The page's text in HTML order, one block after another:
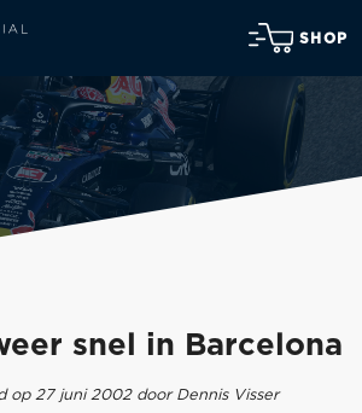
SHOP
snel in Barcelona
op 27 juni 2002 door Dennis Visser